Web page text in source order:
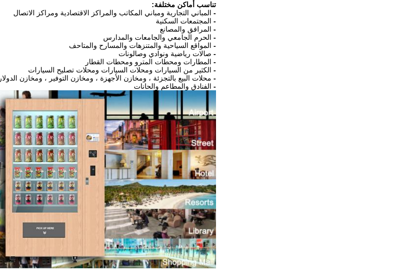
تناسب أماكن مختلفة:
- المباني التجارية ومباني المكاتب والمراكز الاقتصادية ومراكز الاتصال
- المجتمعات السكنية
- المرافق والمصانع
- الحرم الجامعي والجامعات والمدارس
- المواقع السياحية والمتنزهات والمسارح والمتاحف
- صالات رياضية ونوادي وصالونات
- المطارات ومحطات المترو ومحطات القطار
- الكثير من السيارات ومحلات السيارات ومحلات تصليح السيارات
- محلات البيع بالتجزئة ، ومخازن الأجهزة ، ومخازن التوفير ، ومخازن الدولار
- الفنادق والمطاعم والحانات